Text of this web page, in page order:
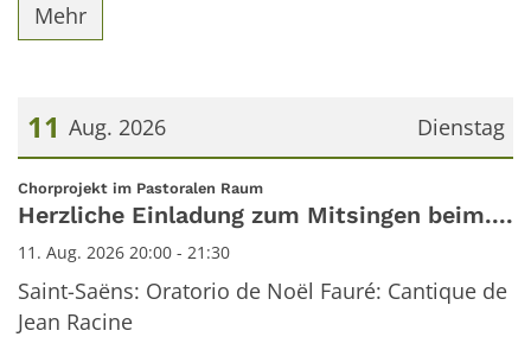
Mehr
Dienstag
11 Aug. 2026
Datum: 11. August 2026
Chorprojekt im Pastoralen Raum:
Herzliche Einladung zum Mitsingen beim....
11. Aug. 2026 20:00 - 21:30
Saint-Saëns: Oratorio de Noël Fauré: Cantique de
Jean Racine